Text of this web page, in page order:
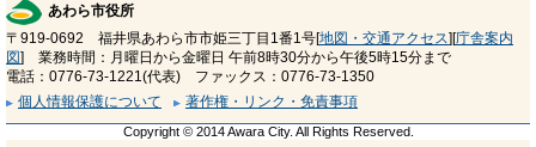
あわら市役所
〒919-0692 福井県あわら市市姫三丁目1番1号[地図・交通アクセス][庁舎案内
図] 業務時間：月曜日から金曜日 午前8時30分から午後5時15分まで
電話：0776-73-1221(代表) ファックス：0776-73-1350
個人情報保護について
著作権・リンク・免責事項
Copyright © 2014 Awara City. All Rights Reserved.